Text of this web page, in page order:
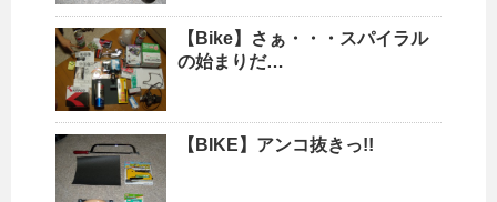
【Bike】さぁ・・・スパイラル
の始まりだ…
【BIKE】アンコ抜きっ!!